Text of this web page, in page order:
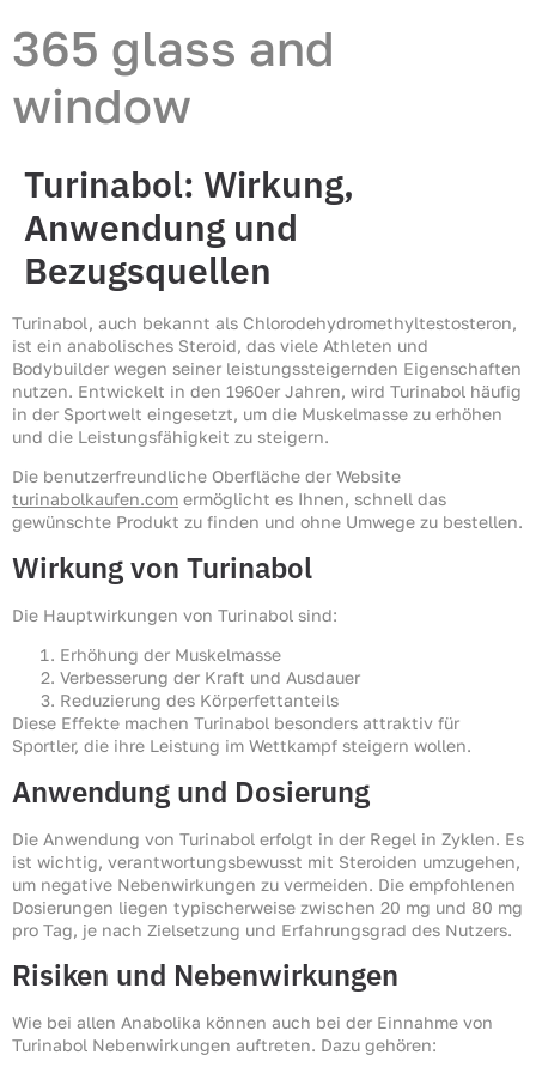
365 glass and
window
Turinabol: Wirkung,
Anwendung und
Bezugsquellen
Turinabol, auch bekannt als Chlorodehydromethyltestosteron,
ist ein anabolisches Steroid, das viele Athleten und
Bodybuilder wegen seiner leistungssteigernden Eigenschaften
nutzen. Entwickelt in den 1960er Jahren, wird Turinabol häufig
in der Sportwelt eingesetzt, um die Muskelmasse zu erhöhen
und die Leistungsfähigkeit zu steigern.
Die benutzerfreundliche Oberfläche der Website
turinabolkaufen.com ermöglicht es Ihnen, schnell das
gewünschte Produkt zu finden und ohne Umwege zu bestellen.
Wirkung von Turinabol
Die Hauptwirkungen von Turinabol sind:
Erhöhung der Muskelmasse
Verbesserung der Kraft und Ausdauer
Reduzierung des Körperfettanteils
Diese Effekte machen Turinabol besonders attraktiv für
Sportler, die ihre Leistung im Wettkampf steigern wollen.
Anwendung und Dosierung
Die Anwendung von Turinabol erfolgt in der Regel in Zyklen. Es
ist wichtig, verantwortungsbewusst mit Steroiden umzugehen,
um negative Nebenwirkungen zu vermeiden. Die empfohlenen
Dosierungen liegen typischerweise zwischen 20 mg und 80 mg
pro Tag, je nach Zielsetzung und Erfahrungsgrad des Nutzers.
Risiken und Nebenwirkungen
Wie bei allen Anabolika können auch bei der Einnahme von
Turinabol Nebenwirkungen auftreten. Dazu gehören: